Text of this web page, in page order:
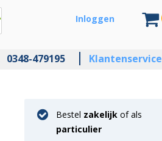
Inloggen
0348-479195 Klantenservice
Bestel zakelijk of als
particulier